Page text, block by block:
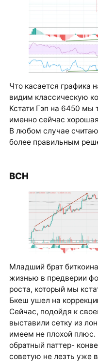
Что касается
видим классическую
Кстати Гэп на 6450 мы
именно сейчас
В любом случае считаю
более правильным
BCH
Младший брат
жизнью в предверии
роста, который мы
Бкеш ушел на
Сейчас, подойдя к
выставили сетку из
имеем не плохой плюс.
обратный паттер-
советую не лезть уже